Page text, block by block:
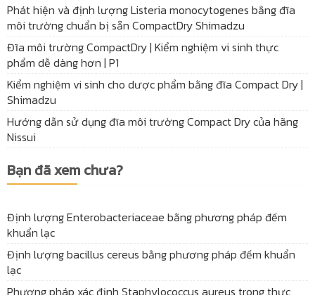
Phát hiện và định lượng Listeria monocytogenes bằng đĩa
môi trường chuẩn bị sẵn CompactDry Shimadzu
Đĩa môi trường CompactDry | Kiểm nghiệm vi sinh thực
phẩm dễ dàng hơn | P1
Kiểm nghiệm vi sinh cho dược phẩm bằng đĩa Compact Dry |
Shimadzu
Hướng dẫn sử dụng đĩa môi trường Compact Dry của hãng
Nissui
Bạn đã xem chưa?
Định lượng Enterobacteriaceae bằng phương pháp đếm
khuẩn lạc
Định lượng bacillus cereus bằng phương pháp đếm khuẩn
lạc
Phương pháp xác định Staphylococcus aureus trong thực